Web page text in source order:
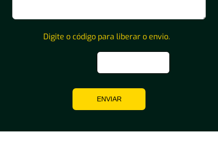
Digite o código para liberar o envio.
ENVIAR